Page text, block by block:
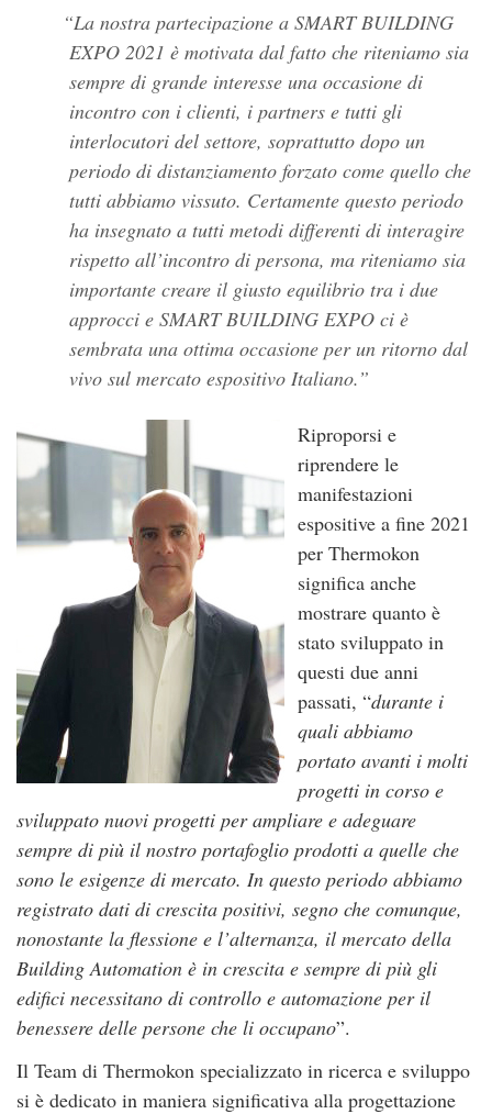
La nostra partecipazione a SMART BUILDING
EXPO 2021 è motivata dal fatto che riteniamo sia
sempre di grande interesse una occasione di
incontro con i clienti, i partners e tutti gli
interlocutori del settore, soprattutto dopo un
periodo di distanziamento forzato come quello che
tutti abbiamo vissuto. Certamente questo periodo
ha insegnato a tutti metodi differenti di interagire
rispetto all’incontro di persona, ma riteniamo sia
importante creare il giusto equilibrio tra i due
approcci e SMART BUILDING EXPO ci è
sembrata una ottima occasione per un ritorno dal
vivo sul mercato espositivo Italiano.
Riproporsi e
riprendere le
manifestazioni
espositive a fine 2021
per Thermokon
significa anche
mostrare quanto è
stato sviluppato in
questi due anni
passati, “durante i
quali abbiamo
portato avanti i molti
progetti in corso e
sviluppato nuovi progetti per ampliare e adeguare
sempre di più il nostro portafoglio prodotti a quelle che
sono le esigenze di mercato. In questo periodo abbiamo
registrato dati di crescita positivi, segno che comunque,
nonostante la flessione e l’alternanza, il mercato della
Building Automation è in crescita e sempre di più gli
edifici necessitano di controllo e automazione per il
benessere delle persone che li occupano”.
Il Team di Thermokon specializzato in ricerca e sviluppo
si è dedicato in maniera significativa alla progettazione